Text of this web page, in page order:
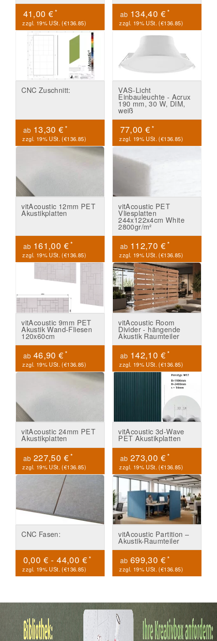
41,00 €*
zzgl. 19% USt. (€136.85)
ab 134,40 €*
zzgl. 19% USt. (€136.85)
CNC Zuschnitt:
ab 13,30 €*
zzgl. 19% USt. (€136.85)
VAS-Licht
Einbauleuchte - Acrux
190 mm, 30 W, DIM,
weiß
77,00 €*
zzgl. 19% USt. (€136.85)
vitAcoustic 12mm PET
Akustikplatten
ab 161,00 €*
zzgl. 19% USt. (€136.85)
vitAcoustic PET
Vliesplatten
244x122x4cm White
2800gr/m²
ab 112,70 €*
zzgl. 19% USt. (€136.85)
vitAcoustic 9mm PET
Akustik Wand-Fliesen
120x60cm
ab 46,90 €*
zzgl. 19% USt. (€136.85)
vitAcoustic Room
Divider - hängende
Akustik Raumteiler
ab 142,10 €*
zzgl. 19% USt. (€136.85)
vitAcoustic 24mm PET
Akustikplatten
ab 227,50 €*
zzgl. 19% USt. (€136.85)
vitAcoustic 3d-Wave
PET Akustikplatten
ab 273,00 €*
zzgl. 19% USt. (€136.85)
CNC Fasen:
0,00 € -44,00 €*
zzgl. 19% USt. (€136.85)
vitAcoustic Partition –
Akustik-Raumteiler
ab 699,30 €*
zzgl. 19% USt. (€136.85)